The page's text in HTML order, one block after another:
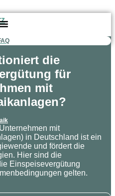
die
für
mit
mit
in Deutschland ist ein
und fördert die
Hier sind die
Einspeisevergütung
gelten.